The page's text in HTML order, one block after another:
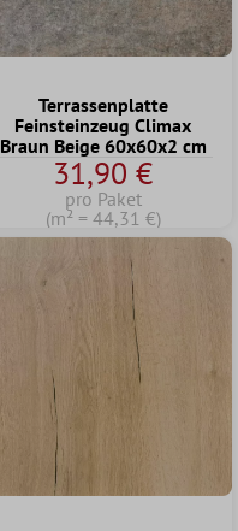
Terrassenplatte
Feinsteinzeug Climax
Braun Beige 60x60x2 cm
31,90 €
pro Paket
(m² = 44,31 €)